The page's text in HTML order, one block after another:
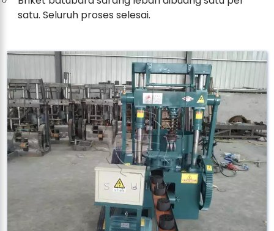
satu. Seluruh proses selesai.